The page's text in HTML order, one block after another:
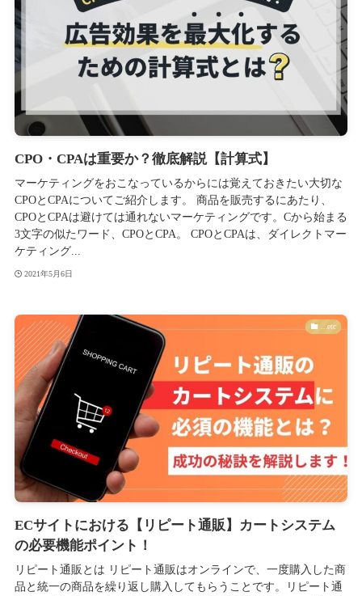
CPO・CPAは重要か？徹底解説【計算式】
マーケティングをおこなっているからには覚えておきたい大切な
CPOとCPAについてご紹介します。 商品を販売するにあたり、
CPOとCPAは避けては通れないマーケティングです。Cから始まる
3文字の似たワード、CPOとCPA。 CPOとCPAは、ダイレクトマー
ケティング...
2021年5月6日
...etc
ECサイトにおける【リピート通販】カートシステム
の必要機能ポイント！
リピート通販とは リピート通販はオンラインで、一度購入した商
品と統一の商品を繰り返し購入してもらうことです。リピート通